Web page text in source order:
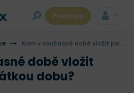
Premium
Kam v současné době vložit peníze na krátkou dobu?
době vložit
dobu?